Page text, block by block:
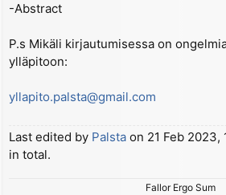
-Abstract
P.s Mikäli kirjautumisessa on
ylläpitoon:
yllapito.palsta@gmail.com
Last edited by Palsta on 21 Feb 2023,
in total.
Fallor Ergo Sum